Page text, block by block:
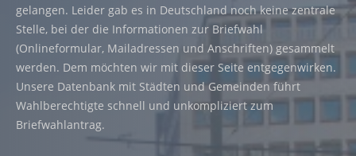
gelangen. Leider gab es in Deutschland noch keine zentrale
Stelle, bei der die Informationen zur Briefwahl
(Onlineformular, Mailadressen und Anschriften) gesammelt
werden. Dem möchten wir mit dieser Seite entgegenwirken.
Unsere Datenbank mit Städten und Gemeinden führt
Wahlberechtigte schnell und unkompliziert zum
Briefwahlantrag.